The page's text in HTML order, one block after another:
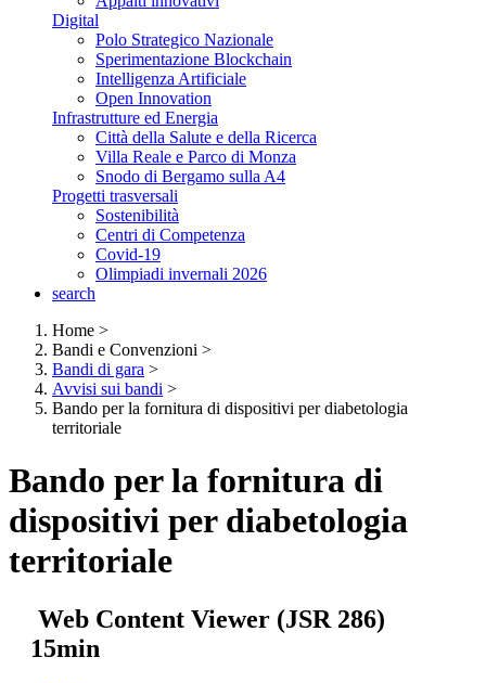
Digital
Polo Strategico Nazionale
Sperimentazione Blockchain
Intelligenza Artificiale
Open Innovation
Infrastrutture ed Energia
Città della Salute e della Ricerca
Villa Reale e Parco di Monza
Snodo di Bergamo sulla A4
Progetti trasversali
Sostenibilità
Centri di Competenza
Covid-19
Olimpiadi invernali 2026
search
Home >
Bandi e Convenzioni >
Bandi di gara >
Avvisi sui bandi >
Bando per la fornitura di dispositivi per diabetologia
territoriale
Bando per la fornitura di
dispositivi per diabetologia
territoriale
Web Content Viewer (JSR 286)
15min